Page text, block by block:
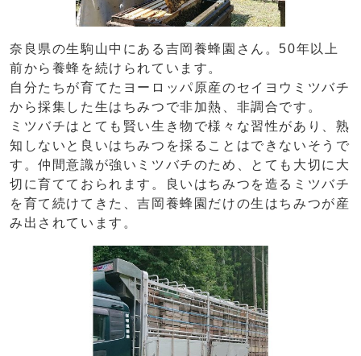
奈良県の生駒山中にある吉岡養蜂園さん。50年以上
前から養蜂を続けられています。
自分たちが育てたヨーロッパ原産のセイヨウミツバチ
から採集した生はちみつで非加熱、非調合です。
ミツバチはとても賢い生き物で様々な習性があり、熟
知しないと良いはちみつを採ることはできないそうで
す。仲間意識が強いミツバチのため、とても大切に大
切に育てておられます。良いはちみつを造るミツバチ
を育て続けてきた、吉岡養蜂園だけの生はちみつが産
み出されています。